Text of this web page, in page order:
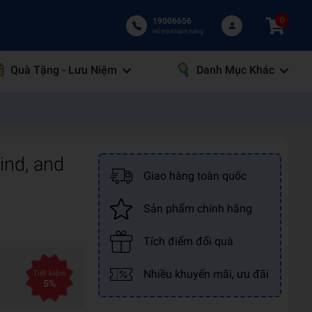
19006656
Hỗ trợ khách hàng
0
Quà Tặng - Lưu Niệm Danh Mục Khác
and
Tiết kiệm
5%
Giao hàng toàn quốc
Sản phẩm chính hãng
Tích điểm đổi quà
Nhiều khuyến mãi, ưu đãi